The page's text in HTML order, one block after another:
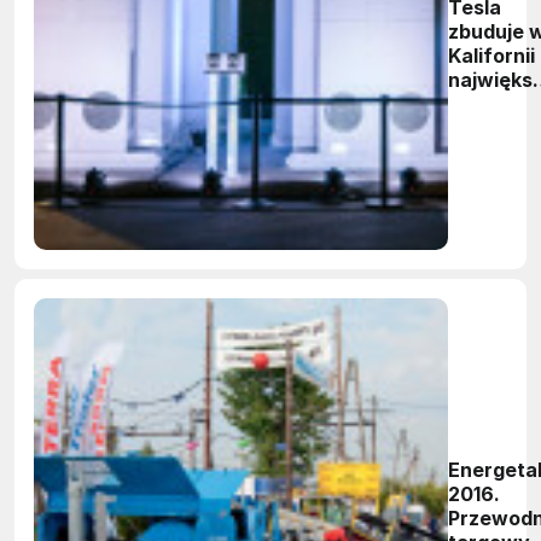
Tesla
zbuduje
Kalifornii
2016.